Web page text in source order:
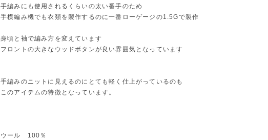
手編みにも使用されるくらいの太い番手のため
手横編み機でも衣類を製作するのに一番ローゲージの1.5Gで製作
身頃と袖で編み方を変えています
フロントの大きなウッドボタンが良い雰囲気となっています
手編みのニットに見えるのにとても軽く仕上がっているのも
このアイテムの特徴となっています。
ウール 100％